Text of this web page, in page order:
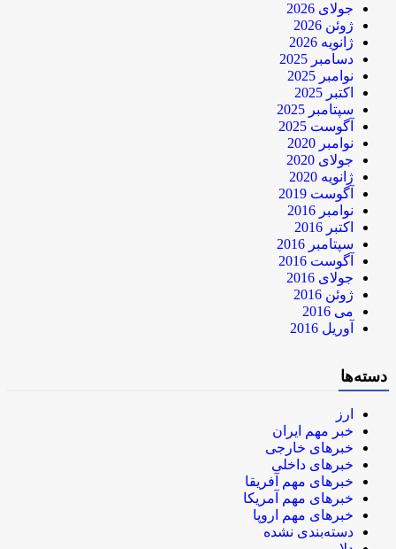
جولای 2026
ژوئن 2026
ژانویه 2026
دسامبر 2025
نوامبر 2025
اکتبر 2025
سپتامبر 2025
آگوست 2025
نوامبر 2020
جولای 2020
ژانویه 2020
آگوست 2019
نوامبر 2016
اکتبر 2016
سپتامبر 2016
آگوست 2016
جولای 2016
ژوئن 2016
می 2016
آوریل 2016
دسته‌ها
ارز
خبر مهم ایران
خبرهای خارجی
خبرهای داخلی
خبرهای مهم آفریقا
خبرهای مهم آمریکا
خبرهای مهم اروپا
دسته‌بندی نشده